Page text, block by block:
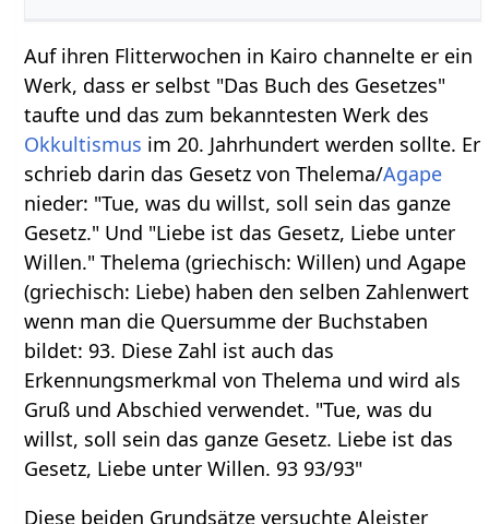
Auf ihren Flitterwochen in Kairo channelte er ein
Werk, dass er selbst "Das Buch des Gesetzes"
taufte und das zum bekanntesten Werk des
Okkultismus im 20. Jahrhundert werden sollte. Er
schrieb darin das Gesetz von Thelema/Agape
nieder: "Tue, was du willst, soll sein das ganze
Gesetz." Und "Liebe ist das Gesetz, Liebe unter
Willen." Thelema (griechisch: Willen) und Agape
(griechisch: Liebe) haben den selben Zahlenwert
wenn man die Quersumme der Buchstaben
bildet: 93. Diese Zahl ist auch das
Erkennungsmerkmal von Thelema und wird als
Gruß und Abschied verwendet. "Tue, was du
willst, soll sein das ganze Gesetz. Liebe ist das
Gesetz, Liebe unter Willen. 93 93/93"
Diese beiden Grundsätze versuchte Aleister